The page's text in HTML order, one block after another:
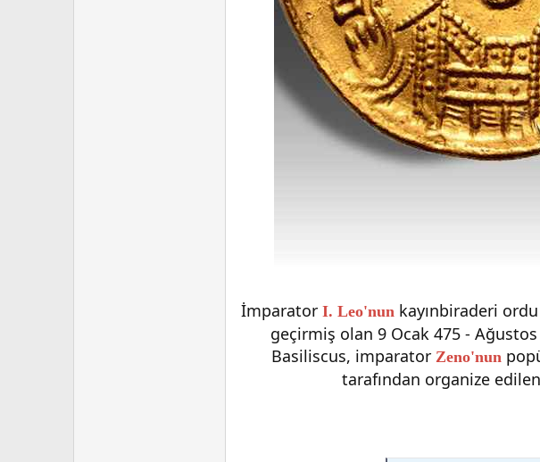
İmparator I. Leo'nun kayınbiraderi
geçirmiş olan 9 Ocak 475 -
Basiliscus, imparator Zeno'nun
tarafından organize